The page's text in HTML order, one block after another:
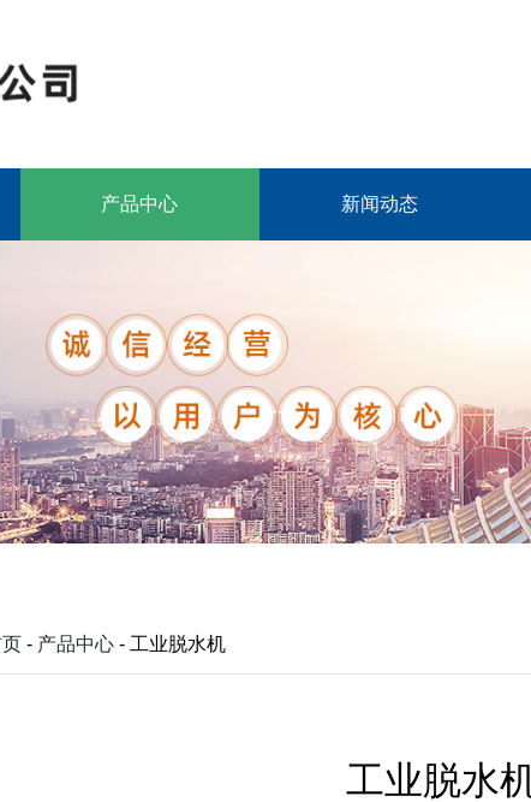
产品中心 新闻动态
- 产品中心 - 工业脱水机
工业脱水